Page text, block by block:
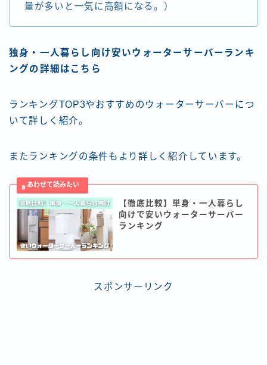
量が多いと一気に高額になる。）
独身・一人暮らし向け安いウォーターサーバーランキ
ングの詳細はこちら
ランキングTOP3やおすすめのウォーターサーバーにつ
いて詳しく紹介。
またランキングの条件もより詳しく紹介しています。
【徹底比較】単身・一人暮らし
向けで安いウォーターサーバー
ランキング
スポンサーリンク